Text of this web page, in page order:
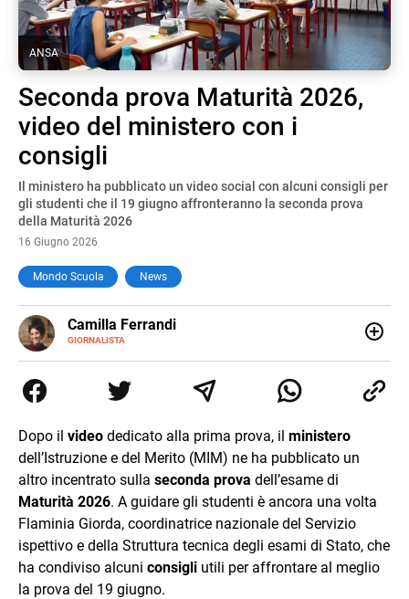
ANSA
Seconda prova Maturità 2026,
video del ministero con i
consigli
Il ministero ha pubblicato un video social con alcuni consigli per
gli studenti che il 19 giugno affronteranno la seconda prova
della Maturità 2026
16 Giugno 2026
Mondo Scuola News
Camilla Ferrandi
GIORNALISTA
E-
MAIL
LINKEDIN
di trasformare la passione per la scrittura in un lavoro, e
da lì non mi sono più fermata. L’attualità è il mio pane
mente.
Dopo il video dedicato alla prima prova, il ministero
dell’Istruzione e del Merito (MIM) ne ha pubblicato un
altro incentrato sulla seconda prova dell’esame di
Maturità 2026. A guidare gli studenti è ancora una volta
Flaminia Giorda, coordinatrice nazionale del Servizio
ispettivo e della Struttura tecnica degli esami di Stato, che
ha condiviso alcuni consigli utili per affrontare al meglio
la prova del 19 giugno.